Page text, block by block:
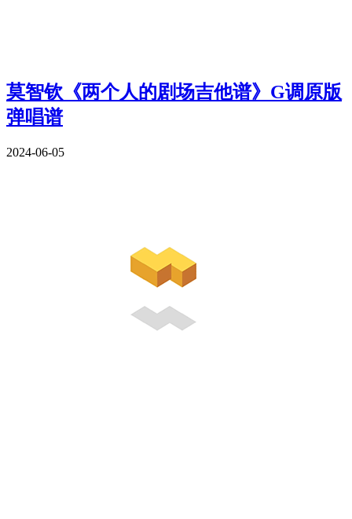
莫智钦《两个人的剧场吉他谱》G调原版
弹唱谱
2024-06-05